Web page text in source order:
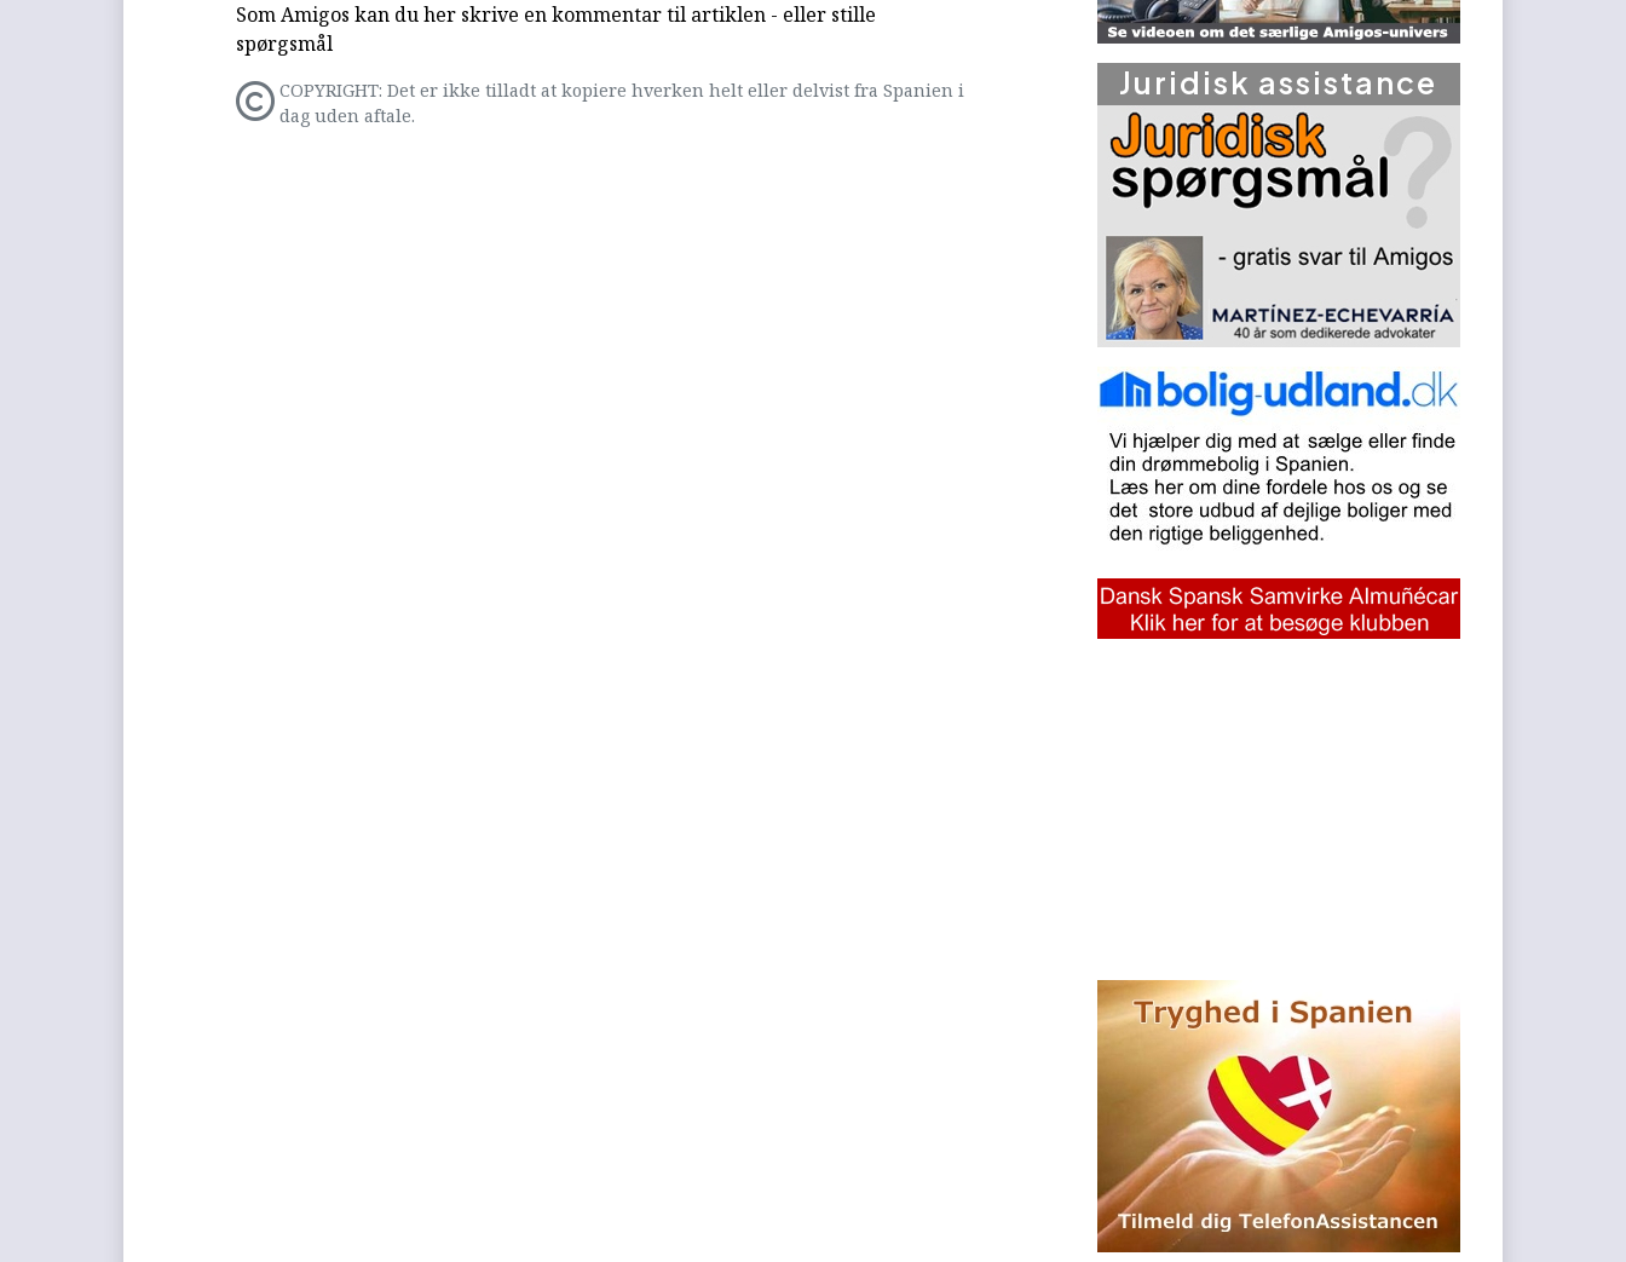
Som Amigos kan du her skrive en kommentar til artiklen - eller stille
spørgsmål
COPYRIGHT: Det er ikke tilladt at kopiere hverken helt eller delvist fra Spanien i
dag uden aftale.